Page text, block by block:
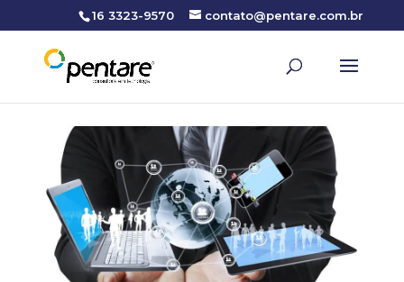
16 3323-9570 contato@pentare.com.br